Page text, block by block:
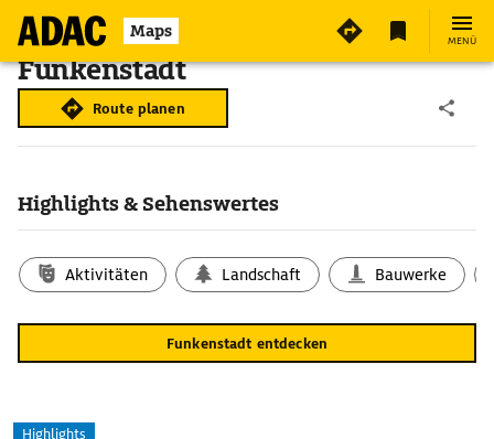
Maps MENÜ
Funkenstadt
Route planen
Highlights & Sehenswertes
Aktivitäten Landschaft Bauwerke
Funkenstadt entdecken
Highlights